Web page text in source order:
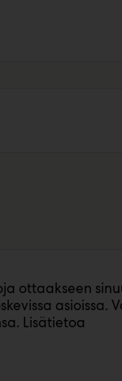
ottaakseen
asioissa.
Lisätietoa